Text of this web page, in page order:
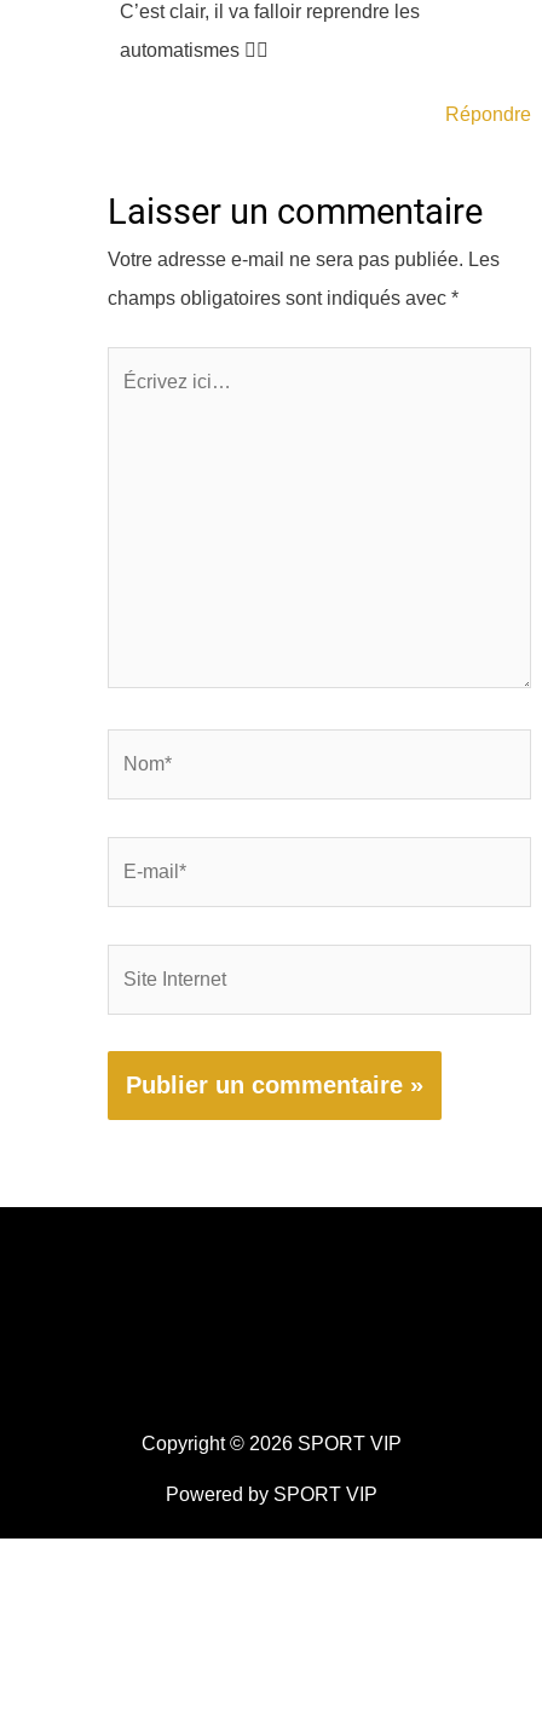
C’est clair, il va falloir reprendre les
automatismes 🏊‍♂️
Répondre
Laisser un commentaire
Votre adresse e-mail ne sera pas publiée. Les
champs obligatoires sont indiqués avec *
Copyright © 2026 SPORT VIP
Powered by SPORT VIP